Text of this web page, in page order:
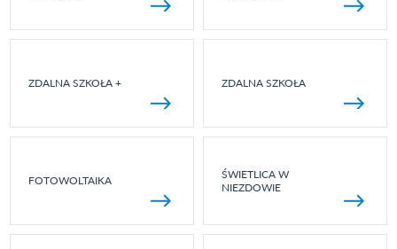
ZDALNA SZKOŁA + ZDALNA SZKOŁA
FOTOWOLTAIKA
ŚWIETLICA W
NIEZDOWIE